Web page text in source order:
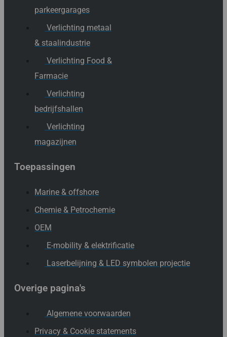
parkeergarages
Verlichting metaal
& staalindustrie
Verlichting Food &
Farmacie
Verlichting
bedrijfshallen
Verlichting
magazijnen
Toepassingen
Marine & offshore
Chemie & Petrochemie
OEM
E-mobility & elektrificatie
Laserbelijning & LED symbolen projectie
Overige pagina's
Algemene voorwaarden
Privacy & Cookie statements